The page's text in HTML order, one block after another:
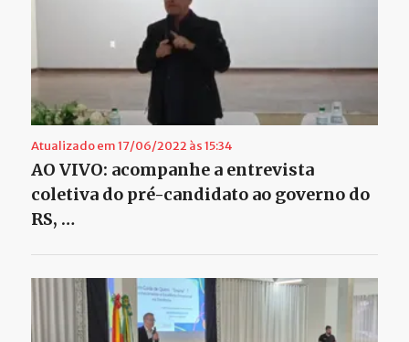
Atualizado em 17/06/2022 às 15:34
AO VIVO: acompanhe a entrevista
coletiva do pré-candidato ao governo do
RS, …